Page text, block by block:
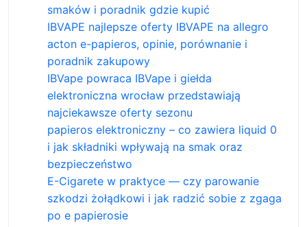
smaków i poradnik gdzie kupić
IBVAPE najlepsze oferty IBVAPE na allegro
acton e-papieros, opinie, porównanie i
poradnik zakupowy
IBVape powraca IBVape i giełda
elektroniczna wrocław przedstawiają
najciekawsze oferty sezonu
papieros elektroniczny – co zawiera liquid 0
i jak składniki wpływają na smak oraz
bezpieczeństwo
E-Cigarete w praktyce — czy parowanie
szkodzi żołądkowi i jak radzić sobie z zgaga
po e papierosie